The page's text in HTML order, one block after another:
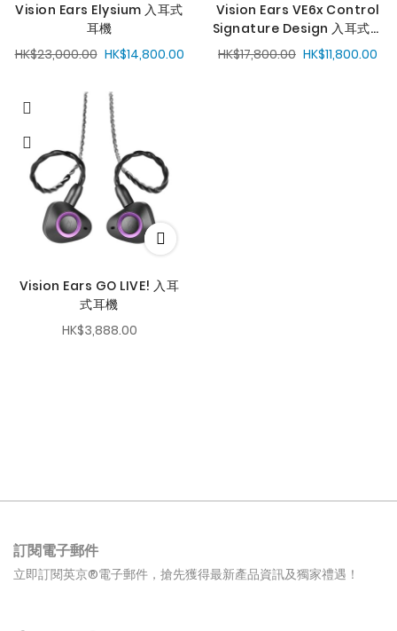
Vision Ears Elysium 入耳式
耳機
HK$14,800.00
HK$23,000.00
Vision Ears VE6x Control
Signature Design 入耳式耳
機HK$11,800.00
HK$17,800.00
Vision Ears GO LIVE! 入耳
式耳機
HK$3,888.00
訂閱電子郵件
立即訂閱英京®電子郵件，搶先獲得最新產品資訊及獨家禮遇！